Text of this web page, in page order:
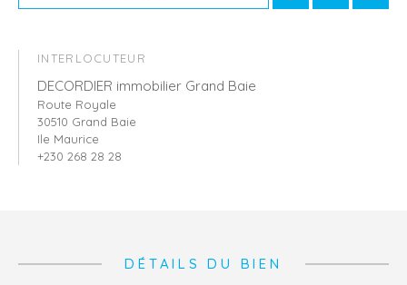
INTERLOCUTEUR
DECORDIER immobilier Grand Baie
Route Royale
30510 Grand Baie
Ile Maurice
+230 268 28 28
DÉTAILS DU BIEN